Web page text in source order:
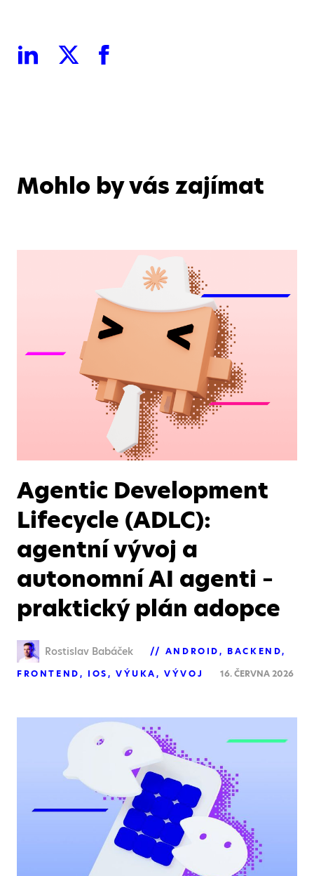
Mohlo by vás zajímat
Agentic Development
Lifecycle (ADLC):
agentní vývoj a
autonomní AI agenti –
praktický plán adopce
Rostislav Babáček ANDROID
BACKEND
FRONTEND
IOS VÝUKA VÝVOJ 16. ČERVNA 2026